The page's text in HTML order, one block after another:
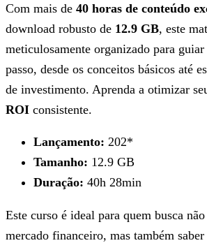
Com mais de 40 horas de conteúdo
download robusto de 12.9 GB, este
meticulosamente organizado para guiar
passo, desde os conceitos básicos até
de investimento. Aprenda a otimizar
ROI consistente.
Lançamento: 202*
Tamanho: 12.9 GB
Duração: 40h 28min
Este curso é ideal para quem busca
mercado financeiro, mas também